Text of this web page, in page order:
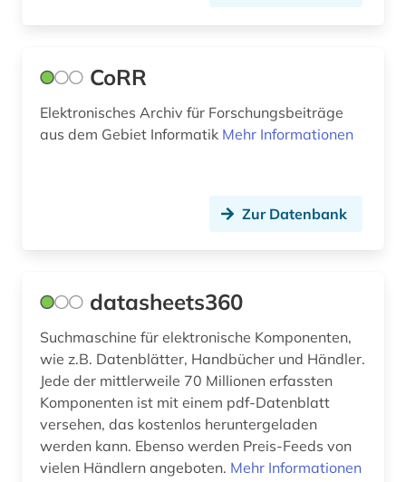
CoRR
Elektronisches Archiv für Forschungsbeiträge
aus dem Gebiet Informatik Mehr Informationen
Zur Datenbank
datasheets360
Suchmaschine für elektronische Komponenten,
wie z.B. Datenblätter, Handbücher und Händler.
Jede der mittlerweile 70 Millionen erfassten
Komponenten ist mit einem pdf-Datenblatt
versehen, das kostenlos heruntergeladen
werden kann. Ebenso werden Preis-Feeds von
vielen Händlern angeboten. Mehr Informationen